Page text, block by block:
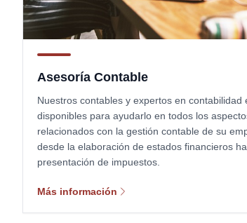
Asesoría Contable
Nuestros contables y expertos en contabilidad
disponibles para ayudarlo en todos los
relacionados con la gestión contable de su
desde la elaboración de estados financieros
presentación de impuestos.
Más información